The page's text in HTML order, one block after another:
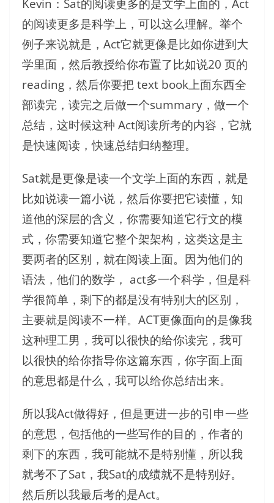
Kevin：Sat的阅读更多的是文学上面的，Act
的阅读更多是科学上，可以这么理解。举个
例子来说就是，Act它就更像是比如你进到大
学里面，然后教授给你布置了比如说20 页的
reading，然后你要把 text book上面东西全
部读完，读完之后做一个summary，做一个
总结，这时候这种 Act阅读所考的内容，它就
是快速阅读，快速总结归纳整理。
Sat就是更像是读一个文学上面的东西，就是
比如说读一篇小说，然后你要把它读懂，知
道他的深层的含义，你需要知道它行文的模
式，你需要知道它整个架架构，这类这是主
要两者的区别，就在阅读上面。因为他们的
语法，他们的数学， act多一个科学，但是科
学很简单，剩下的都是没有特别大的区别，
主要就是阅读不一样。ACT更像面向的是像我
这种理工男，我可以很快的给你读完，我可
以很快的给你指导你这篇东西，你字面上面
的意思都是什么，我可以给你总结出来。
所以我Act做得好，但是更进一步的引申一些
的意思，包括他的一些写作的目的，作者的
剩下的东西，我可能就不是特别懂，所以我
就考不了Sat，我Sat的成绩就不是特别好。
然后所以我最后考的是Act。